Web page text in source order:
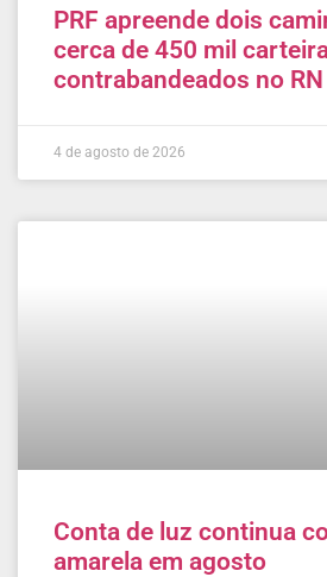
PRF apreende dois
cerca de 450 mil
contrabandeados no RN
4 de agosto de 2026
Conta de luz continua
amarela em agosto